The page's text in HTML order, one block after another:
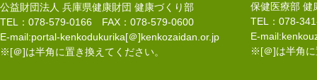
公益財団法人 兵庫県健康財団 健康づくり部
TEL：078-579-0166 FAX：078-579-0600
E-mail:portal-kenkodukurika[＠]kenkozaidan.or.jp
※[＠]は半角に置き換えてください。
保健医療部 健
TEL：078-
E-
※[＠]は半角に